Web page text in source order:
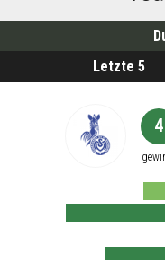
Letzte 5
4